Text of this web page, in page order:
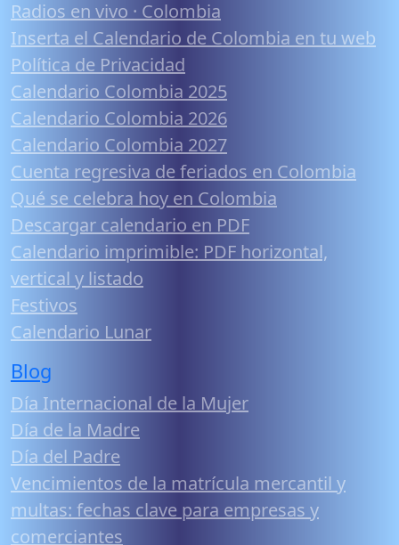
Radios en vivo · Colombia
Inserta el Calendario de Colombia en tu web
Política de Privacidad
Calendario Colombia 2025
Calendario Colombia 2026
Calendario Colombia 2027
Cuenta regresiva de feriados en Colombia
Qué se celebra hoy en Colombia
Descargar calendario en PDF
Calendario imprimible: PDF horizontal,
vertical y listado
Festivos
Calendario Lunar
Blog
Día Internacional de la Mujer
Día de la Madre
Día del Padre
Vencimientos de la matrícula mercantil y
multas: fechas clave para empresas y
comerciantes